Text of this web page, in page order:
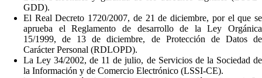
GDD).
El Real Decreto 1720/2007, de 21 de diciembre, por el que se
aprueba el Reglamento de desarrollo de la Ley Orgánica
15/1999, de 13 de diciembre, de Protección de Datos de
Carácter Personal (RDLOPD).
La Ley 34/2002, de 11 de julio, de Servicios de la Sociedad de
la Información y de Comercio Electrónico (LSSI-CE).